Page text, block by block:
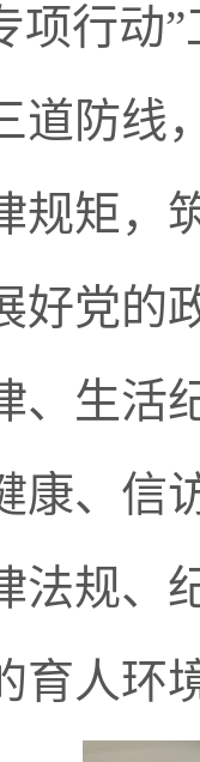
项行动
道防线
规矩，
好党的
、生活
康、信
法规、
育人环